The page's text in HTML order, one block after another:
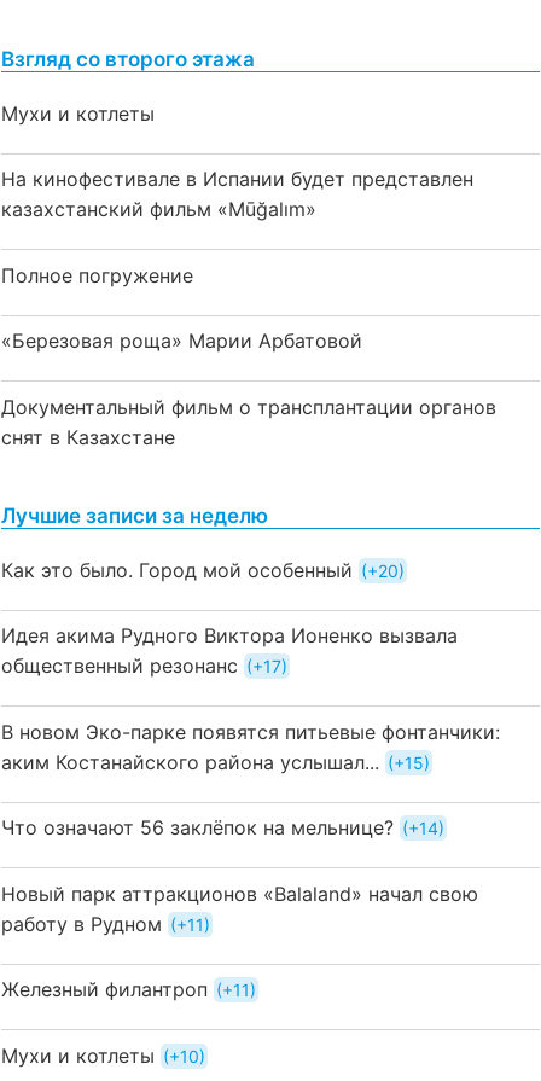
Взгляд со второго этажа
Мухи и котлеты
На кинофестивале в Испании будет представлен
казахстанский фильм «Mūğalım»
Полное погружение
«Березовая роща» Марии Арбатовой
Документальный фильм о трансплантации органов
снят в Казахстане
Лучшие записи за неделю
Как это было. Город мой особенный +20
Идея акима Рудного Виктора Ионенко вызвала
общественный резонанс
+17
В новом Эко-парке появятся питьевые фонтанчики:
аким Костанайского района услышал...
+15
Что означают 56 заклёпок на мельнице? +14
Новый парк аттракционов «Balaland» начал свою
работу в Рудном
+11
Железный филантроп +11
Мухи и котлеты +10